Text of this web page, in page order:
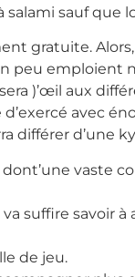
salami sauf que
gratuite.
peu emploient
)’œil aux
avec
différer d’une
vaste
va suffire
de jeu.